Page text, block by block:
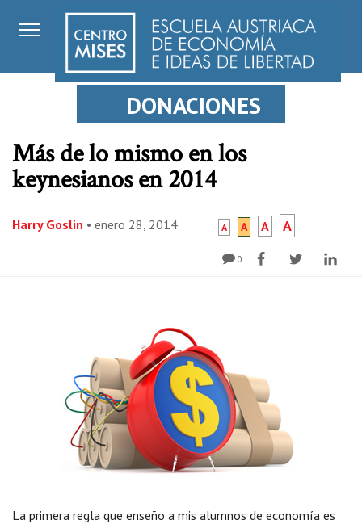
DONACIONES
Más de lo mismo en los
keynesianos en 2014
Harry Goslin • enero 28, 2014 A A A A
0
La primera regla que enseño a mis alumnos de economía es